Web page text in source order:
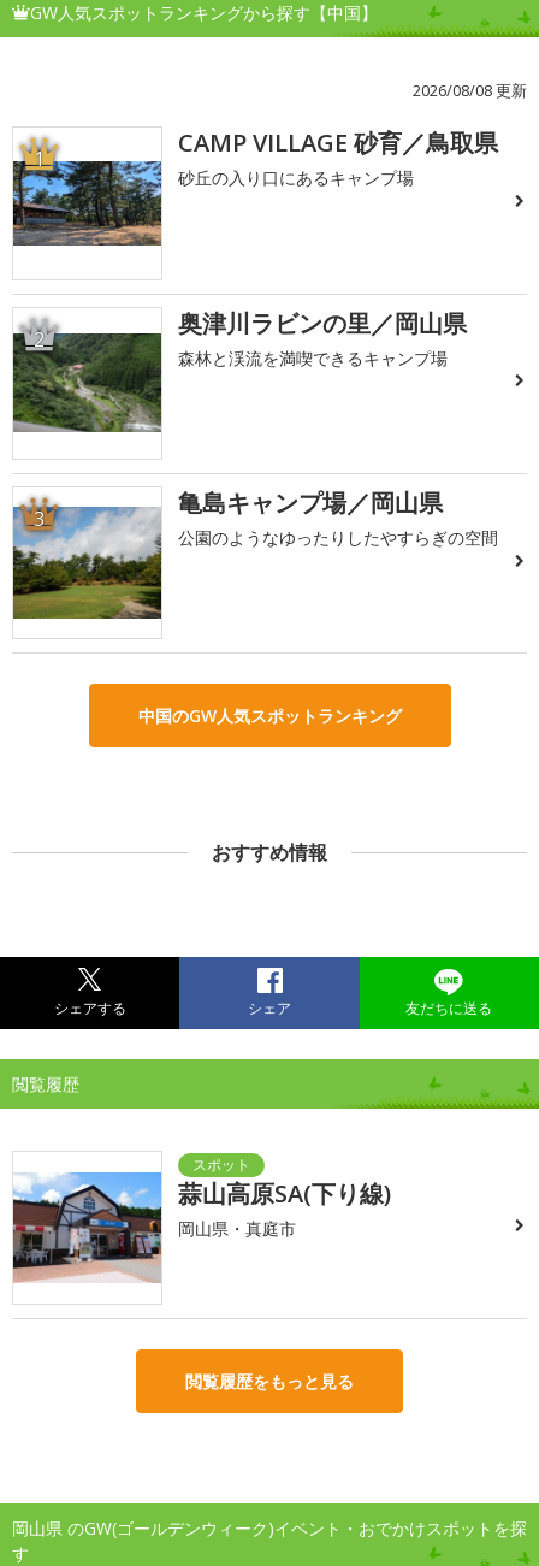
GW人気スポットランキングから探す【中国】
2026/08/08 更新
1 CAMP VILLAGE 砂育／鳥取県
砂丘の入り口にあるキャンプ場
2 奥津川ラビンの里／岡山県
森林と渓流を満喫できるキャンプ場
3 亀島キャンプ場／岡山県
公園のようなゆったりしたやすらぎの空間
中国のGW人気スポットランキング
おすすめ情報
シェアする シェア 友だちに送る
閲覧履歴
蒜山高原SA(下り線)
岡山県・真庭市
閲覧履歴をもっと見る
岡山県 のGW(ゴールデンウィーク)イベント・おでかけスポットを探
す